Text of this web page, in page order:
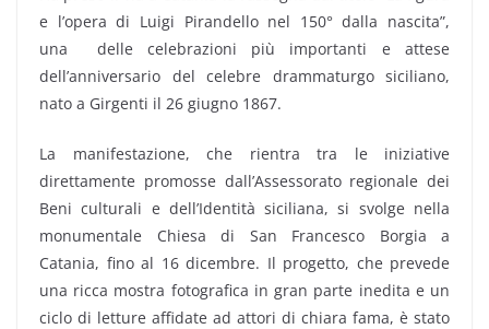
e l’opera di Luigi Pirandello nel 150° dalla nascita”,
una delle celebrazioni più importanti e attese
dell’anniversario del celebre drammaturgo siciliano,
nato a Girgenti il 26 giugno 1867.
La manifestazione, che rientra tra le iniziative
direttamente promosse dall’Assessorato regionale dei
Beni culturali e dell’Identità siciliana, si svolge nella
monumentale Chiesa di San Francesco Borgia a
Catania, fino al 16 dicembre. Il progetto, che prevede
una ricca mostra fotografica in gran parte inedita e un
ciclo di letture affidate ad attori di chiara fama, è stato